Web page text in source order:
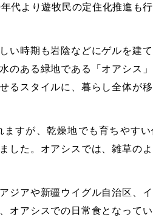
代より遊牧民の定住化推進も
い時期も岩陰などにゲルを建
のある緑地である「オアシス
るスタイルに、暮らし全体が
すが、乾燥地でも育ちやす
した。オアシスでは、雑草の
ジアや新疆ウイグル自治区、
オアシスでの日常食となって